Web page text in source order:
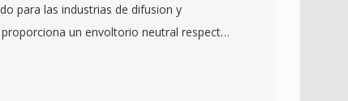
para las industrias de difusion y
un envoltorio neutral respecto
vídeo, audio y metadatos